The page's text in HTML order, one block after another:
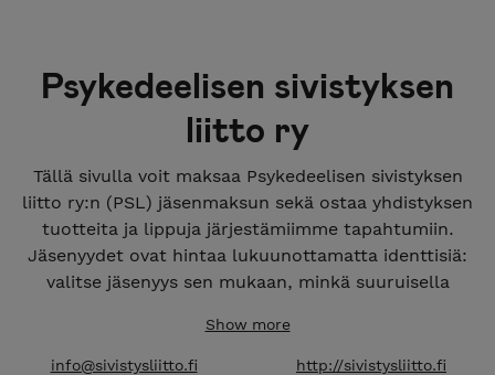
Psykedeelisen sivistyksen
liitto ry
Tällä sivulla voit maksaa Psykedeelisen sivistyksen
liitto ry:n (PSL) jäsenmaksun sekä ostaa yhdistyksen
tuotteita ja lippuja järjestämiimme tapahtumiin.
Jäsenyydet ovat hintaa lukuunottamatta identtisiä:
valitse jäsenyys sen mukaan, minkä suuruisella
osallistua toimintaamme aktiivisemmin,
varsinaisjäseneksemme!
Show more
info@sivistysliitto.fi http://sivistysliitto.fi